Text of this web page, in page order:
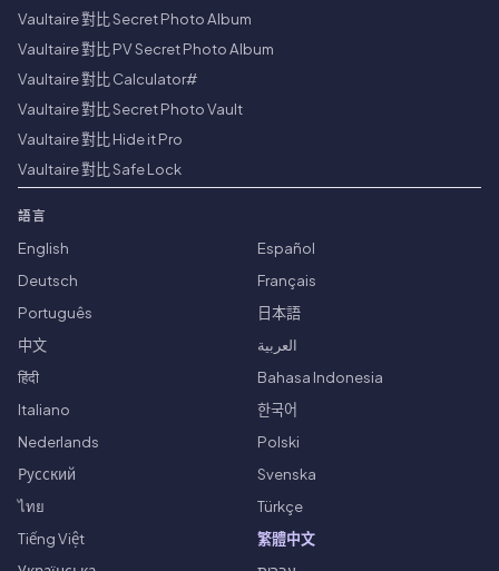
Vaultaire 對比 Secret Photo Album
Vaultaire 對比 PV Secret Photo Album
Vaultaire 對比 Calculator#
Vaultaire 對比 Secret Photo Vault
Vaultaire 對比 Hide it Pro
Vaultaire 對比 Safe Lock
語言
English
Español
Deutsch
Français
Português
日本語
中文
العربية
हिंदी
Bahasa Indonesia
Italiano
한국어
Nederlands
Polski
Русский
Svenska
ไทย
Türkçe
Tiếng Việt
繁體中文